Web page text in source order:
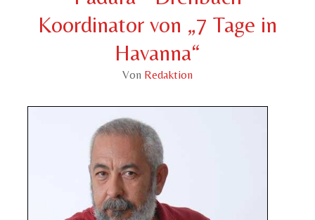
Koordinator von „7 Tage in
Havanna“
Von Redaktion